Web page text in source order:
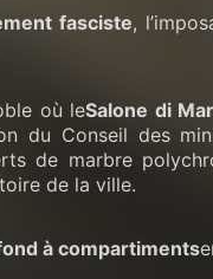
fasciste,
où leSalone di
du Conseil des
de marbre
de la ville.
à compartiments